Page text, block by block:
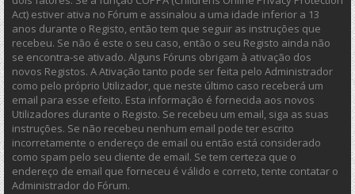
Act) estiver ativa no Fórum e assinalou a uma idade inferior a 13
anos durante o Registo, então tem que seguir as instruções que
recebeu. Se não é este o seu caso, então o seu Registo ainda não
se encontra-se ativado. Alguns Fóruns obrigam à ativação dos
novos Registos. A Ativação tanto pode ser feita pelo Administrador
como pelo próprio Utilizador, que neste último caso receberá um
email para esse efeito. Esta informação é fornecida aos novos
Utilizadores durante o Registo. Se recebeu um email, siga as suas
instruções. Se não recebeu nenhum email pode ter escrito
incorretamente o endereço de email ou então está considerado
como spam pelo seu cliente de email. Se tem certeza que o
endereço de email que forneceu é válido e correto, tente contatar o
Administrador do Fórum.